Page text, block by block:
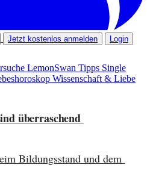
Jetzt kostenlos anmelden Login
LemonSwan Tipps Single
Wissenschaft & Liebe
überraschend
Bildungsstand und dem